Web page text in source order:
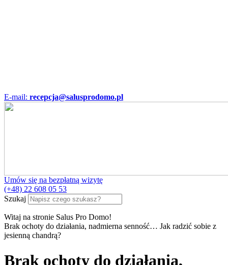
E-mail: recepcja@salusprodomo.pl
Umów się na bezpłatną wizytę
(+48) 22 608 05 53
Szukaj
Witaj na stronie Salus Pro Domo!
Brak ochoty do działania, nadmierna senność… Jak radzić sobie z
jesienną chandrą?
Brak ochoty do działania,